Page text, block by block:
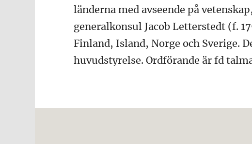
länderna med avseende på
generalkonsul Jacob Letterstedt (f.
Finland, Island, Norge och Sverige.
huvudstyrelse. Ordförande är fd